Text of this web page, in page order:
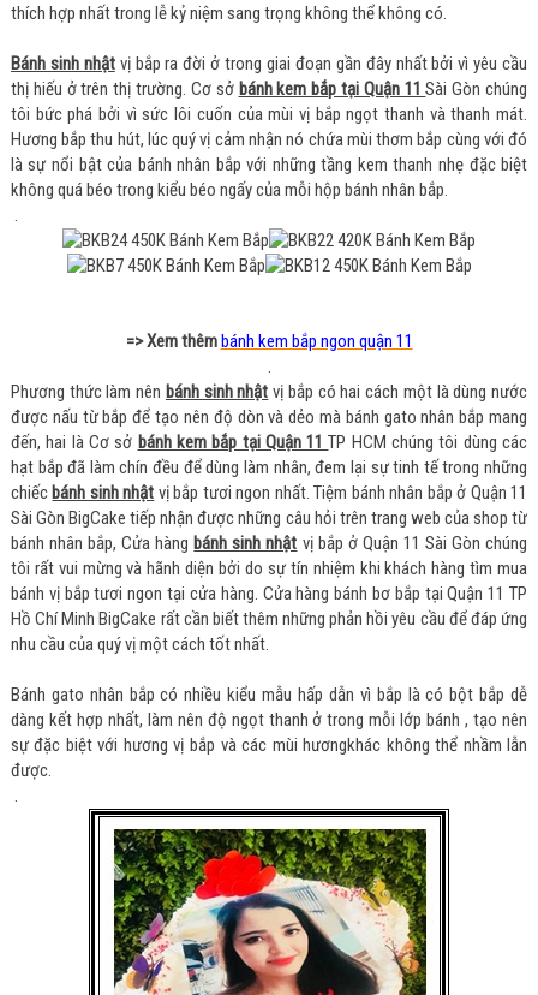
thích hợp nhất trong lễ kỷ niệm sang trọng không thể không có.
Bánh sinh nhậtvị bắp ra đời ở trong giai đoạn gần đây nhất bởi vì yêu cầu
thị hiếu ở trên thị trường. Cơ sở bánh kem bắp tại Quận 11Sài Gòn chúng
tôi bức phá bởi vì sức lôi cuốn của mùi vị bắp ngọt thanh và thanh mát.
Hương bắp thu hút, lúc quý vị cảm nhận nó chứa mùi thơm bắp cùng với đó
là sự nổi bật của bánh nhân bắp với những tầng kem thanh nhẹ đặc biệt
không quá béo trong kiểu béo ngấy của mỗi hộp bánh nhân bắp.
=> Xem thêmbánh kem bắp ngon quận 11
Phương thức làm nên bánh sinh nhật vị bắp có hai cách một là dùng nước
được nấu từ bắp để tạo nên độ dòn và dẻo mà bánh gato nhân bắp mang
đến, hai là Cơ sở bánh kem bắp tại Quận 11TP HCM chúng tôi dùng các
hạt bắp đã làm chín đều để dùng làm nhân, đem lại sự tinh tế trong những
chiếc bánh sinh nhật vị bắp tươi ngon nhất. Tiệm bánh nhân bắp ở Quận 11
Sài Gòn BigCake tiếp nhận được những câu hỏi trên trang web của shop từ
bánh nhân bắp, Cửa hàng bánh sinh nhật vị bắp ở Quận 11 Sài Gòn chúng
tôi rất vui mừng và hãnh diện bởi do sự tín nhiệm khi khách hàng tìm mua
bánh vị bắp tươi ngon tại cửa hàng. Cửa hàng bánh bơ bắp tại Quận 11 TP
Hồ Chí Minh BigCake rất cần biết thêm những phản hồi yêu cầu để đáp ứng
nhu cầu của quý vị một cách tốt nhất.
Bánh gato nhân bắp có nhiều kiểu mẫu hấp dẫn vì bắp là có bột bắp dễ
dàng kết hợp nhất, làm nên độ ngọt thanh ở trong mỗi lớp bánh , tạo nên
sự đặc biệt với hương vị bắp và các mùi hươngkhác không thể nhầm lẫn
được.